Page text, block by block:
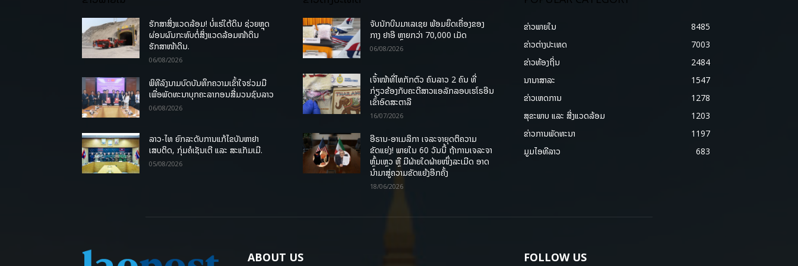
ຮັກສາສິ່ງແວດລ້ອມ! ບໍ່ແຮ່ໃຕ້ດິນ ຊ່ວຍຫຼຸດ
ຜ່ອນຜົນກະທົບຕໍ່ສິ່ງແວດລ້ອມໜ້າດິນ
ຮັກສາໜ້າດິນ.
06/08/2026
ພິທີລົງນາມບົດບັນທຶກຄວາມເຂົ້າໃຈຮ່ວມມື
ເພື່ອພັດທະນາບຸກຄະລາກອນສື່ມວນຊົນລາວ
06/08/2026
ລາວ-ໄທ ຍົກລະດັບການແກ້ໄຂບັນຫາຢາ
ເສບຕິດ, ກຸ່ມຄໍເຊັນເຕີ ແລະ ສະແກັມເມີ.
05/08/2026
ຈັບນັກບິນມາເລເຊຍ ພ້ອມຍຶດເຄື່ອງຂອງ
ກາງ ຢາອີ ຫຼາຍກວ່າ 70,000 ເມັດ
06/08/2026
ເຈົ້າໜ້າທີ່ໄທກັກຕົວ ຄົນລາວ 2 ຄົນ ທີ່
ກ່ຽວຂ້ອງກັບຄະດີສາວແອລັກລອບເຮໂຣອີນ
ເຂົ້າອົດສະຕາລີ
16/07/2026
ອີຣານ-ອາເມລິກາ ເຈລະຈາຍຸດຕິຄວາມ
ຂັດແຍ່ງ! ພາຍໃນ 60 ວັນນີ້ ຖ້າການເຈລະຈາ
ຫຼົ້ມເຫຼວ ຫຼື ມີຝ່າຍໃດຝ່າຍໜຶ່ງລະເມີດ ອາດ
ນໍາມາສູ່ຄວາມຂັດແຍ້ງອີກຄັ້ງ
18/06/2026
ຂ່າວພາຍ​ໃນ
8485
ຂ່າວຕ່າງປະເທດ
7003
ຂ່າວທ້ອງຖິ່ນ
2484
ນານາສາລະ
1547
ຂ່າວເຫດການ
1278
ສຸຂະພາບ ແລະ ສີ່ງແວດລ້ອມ
1203
ຂ່າວການພັດທະນາ
1197
ມູມໄອທີລາວ
683
ABOUT US FOLLOW US